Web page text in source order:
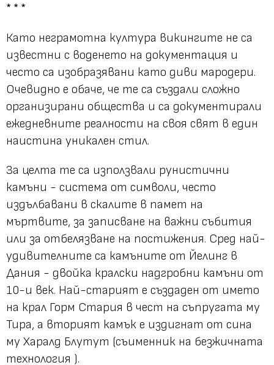
* * *
Като неграмотна култура викингите не са
известни с воденето на документация и
често са изобразявани като диви мародери.
Очевидно е обаче, че те са създали сложно
организирани общества и са документирали
ежедневните реалности на своя свят в един
наистина уникален стил.
За целта те са използвали рунистични
камъни - система от символи, често
издълбавани в скалите в памет на
мъртвите, за записване на важни събития
или за отбелязване на постижения. Сред най-
удивителните са камъните от Йелинг в
Дания - двойка кралски надгробни камъни от
10-и век. Най-старият е създаден от името
на крал Горм Стария в чест на съпругата му
Тира, а вторият камък е издигнат от сина
му Харалд Блутут (съименник на безжичната
технология ).